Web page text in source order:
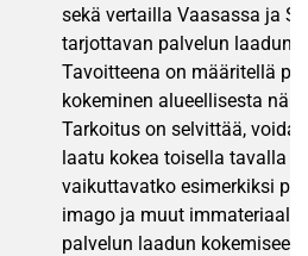
sekä vertailla Vaasassa ja
tarjottavan palvelun laadun
Tavoitteena on määritellä
kokeminen alueellisesta
Tarkoitus on selvittää,
laatu kokea toisella tavalla
vaikuttavatko esimerkiksi
imago ja muut
palvelun laadun